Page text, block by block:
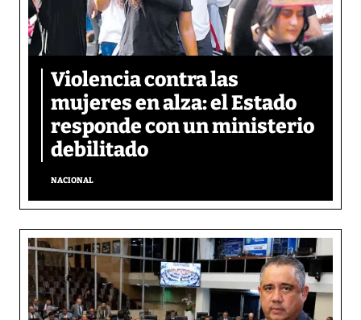
Violencia contra las
mujeres en alza: el Estado
responde con un ministerio
debilitado
NACIONAL